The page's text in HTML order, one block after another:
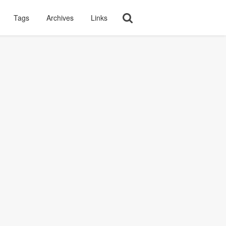
Tags Archives Links